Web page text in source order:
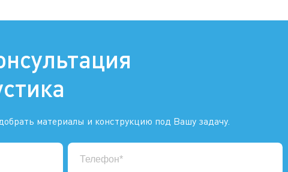
материалы и конструкцию под Вашу задачу.